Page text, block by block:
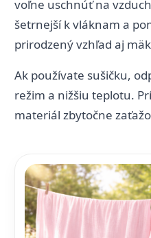
voľne uschnúť na
šetrnejší k vláknam a
prirodzený vzhľad aj
Ak používate sušičku,
režim a nižšiu teplotu.
materiál zbytočne